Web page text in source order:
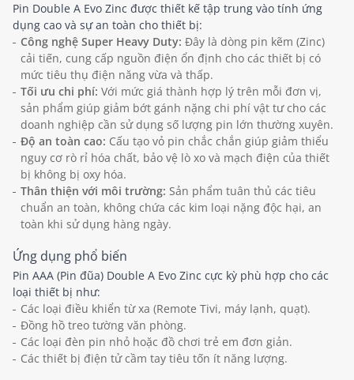
Pin Double A Evo Zinc được thiết kế tập trung vào tính ứng
dụng cao và sự an toàn cho thiết bị:
Công nghệ Super Heavy Duty: Đây là dòng pin kẽm (Zinc)
cải tiến, cung cấp nguồn điện ổn định cho các thiết bị có
mức tiêu thụ điện năng vừa và thấp.
Tối ưu chi phí: Với mức giá thành hợp lý trên mỗi đơn vị,
sản phẩm giúp giảm bớt gánh nặng chi phí vật tư cho các
doanh nghiệp cần sử dụng số lượng pin lớn thường xuyên.
Độ an toàn cao: Cấu tạo vỏ pin chắc chắn giúp giảm thiểu
nguy cơ rò rỉ hóa chất, bảo vệ lò xo và mạch điện của thiết
bị không bị oxy hóa.
Thân thiện với môi trường: Sản phẩm tuân thủ các tiêu
chuẩn an toàn, không chứa các kim loại nặng độc hại, an
toàn khi sử dụng hàng ngày.
Ứng dụng phổ biến
Pin AAA (Pin đũa) Double A Evo Zinc cực kỳ phù hợp cho các
loại thiết bị như:
Các loại điều khiển từ xa (Remote Tivi, máy lạnh, quạt).
Đồng hồ treo tường văn phòng.
Các loại đèn pin nhỏ hoặc đồ chơi trẻ em đơn giản.
Các thiết bị điện tử cầm tay tiêu tốn ít năng lượng.